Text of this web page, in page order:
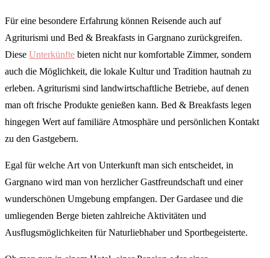
Für eine besondere Erfahrung können Reisende auch auf
Agriturismi und Bed & Breakfasts in Gargnano zurückgreifen.
Diese Unterkünfte bieten nicht nur komfortable Zimmer, sondern
auch die Möglichkeit, die lokale Kultur und Tradition hautnah zu
erleben. Agriturismi sind landwirtschaftliche Betriebe, auf denen
man oft frische Produkte genießen kann. Bed & Breakfasts legen
hingegen Wert auf familiäre Atmosphäre und persönlichen Kontakt
zu den Gastgebern.
Egal für welche Art von Unterkunft man sich entscheidet, in
Gargnano wird man von herzlicher Gastfreundschaft und einer
wunderschönen Umgebung empfangen. Der Gardasee und die
umliegenden Berge bieten zahlreiche Aktivitäten und
Ausflugsmöglichkeiten für Naturliebhaber und Sportbegeisterte.